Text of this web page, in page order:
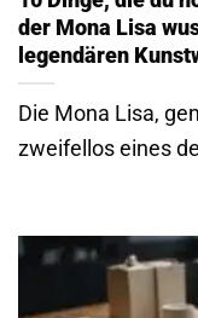
der Mona Lisa
legendären
Die Mona Lisa,
zweifellos eines